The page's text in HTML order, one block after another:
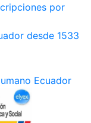
por
desde 1533
Ecuador